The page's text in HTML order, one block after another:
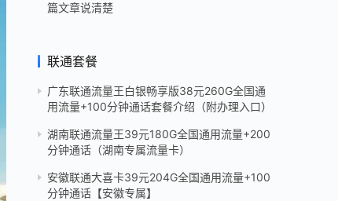
篇文章说清楚
联通套餐
广东联通流量王白银畅享版38元260G全国通
用流量+100分钟通话套餐介绍（附办理入口）
湖南联通流量王39元180G全国通用流量+200
分钟通话（湖南专属流量卡）
安徽联通大喜卡39元204G全国通用流量+100
分钟通话【安徽专属】